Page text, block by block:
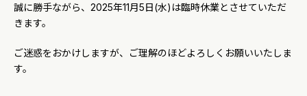
誠に勝手ながら、2025年11月5日(水)は臨時休業とさせていただ
きます。
ご迷惑をおかけしますが、ご理解のほどよろしくお願いいたしま
す。